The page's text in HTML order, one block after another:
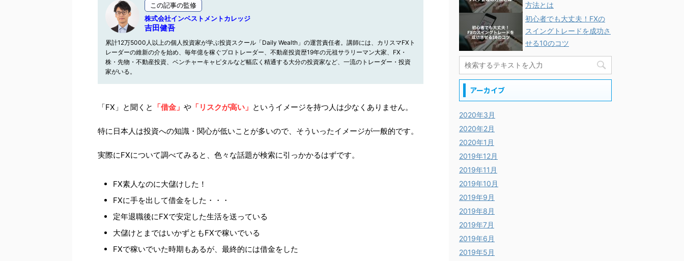
この記事の監修
株式会社インベストメントカレッジ
吉田健吾
累計12万5000人以上の個人投資家が学ぶ投資スクール「Daily Wealth」の運営責任者。講師には、カリスマFXト
レーダーの維新の介を始め、毎年億を稼ぐプロトレーダー、不動産投資歴19年の元祖サラリーマン大家、FX・
株・先物・不動産投資、ベンチャーキャピタルなど幅広く精通する大分の投資家など、一流のトレーダー・投資
家がいる。
「FX」と聞くと 「借金」 や 「リスクが高い」 というイメージを持つ人は少なくありません。
特に日本人は投資への知識・関心が低いことが多いので、そういったイメージが一般的です。
実際にFXについて調べてみると、色々な話題が検索に引っかかるはずです。
FX素人なのに大儲けした！
FXに手を出して借金をした・・・
定年退職後にFXで安定した生活を送っている
大儲けとまではいかずともFXで稼いでいる
FXで稼いでいた時期もあるが、最終的には借金をした
方法とは
初心者でも大丈夫！FXの
スイングトレードを成功さ
せる10のコツ
アーカイブ
2020年3月
2020年2月
2020年1月
2019年12月
2019年11月
2019年10月
2019年9月
2019年8月
2019年7月
2019年6月
2019年5月